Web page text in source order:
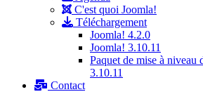
C'est quoi Joomla!
Téléchargement
Joomla! 4.2.0
Joomla! 3.10.11
Paquet de mise à niveau
3.10.11
Contact